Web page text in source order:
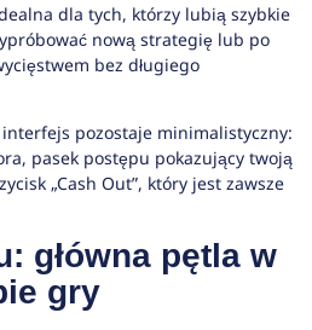
dla tych, którzy lubią szybkie
nową strategię lub po
bez długiego
pozostaje minimalistyczny:
pasek postępu pokazujący twoją
„Cash Out”, który jest zawsze
główna pętla w
gry